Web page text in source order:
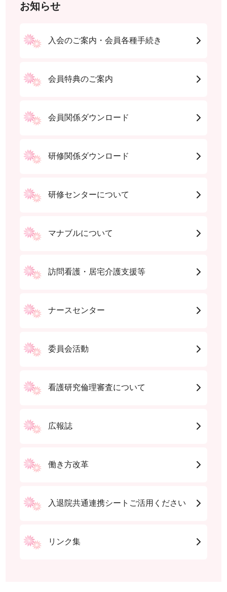
お知らせ
入会のご案内・会員各種手続き
会員特典のご案内
会員関係ダウンロード
研修関係ダウンロード
研修センターについて
マナブルについて
訪問看護・居宅介護支援等
ナースセンター
委員会活動
看護研究倫理審査について
広報誌
働き方改革
入退院共通連携シートご活用ください
リンク集